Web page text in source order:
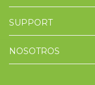
SUPPORT
NOSOTROS